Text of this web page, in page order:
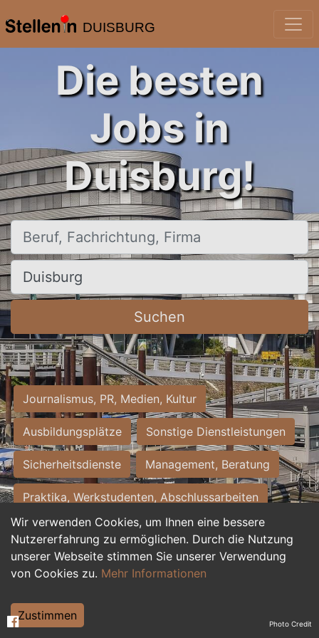
DUISBURG
Wir verwenden Cookies, um Ihnen eine bessere
Nutzererfahrung zu ermöglichen. Durch die Nutzung
unserer Webseite stimmen Sie unserer Verwendung
von Cookies zu. Mehr Informationen
Zustimmen
Die besten
Jobs in
Duisburg!
Beruf, Fachrichtung, Firma
Ort, Stadt
Suchen
Journalismus, PR, Medien, Kultur
Ausbildungsplätze Sonstige Dienstleistungen
Sicherheitsdienste Management, Beratung
Praktika, Werkstudenten, Abschlussarbeiten
Personalwesen Assistenz, Sekretariat
Hilfskräfte, Aushilfs- und Nebenjobs
Weiterbildung, Studium, duale Ausbildung Photo Credit